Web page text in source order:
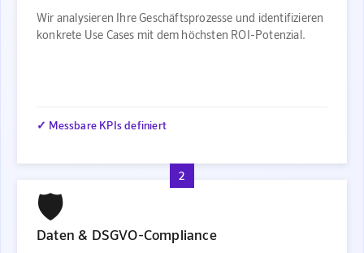
Wir analysieren Ihre Geschäftsprozesse und identifizieren
konkrete Use Cases mit dem höchsten ROI-Potenzial.
✓ Messbare KPIs definiert
2
🛡️
Daten & DSGVO-Compliance